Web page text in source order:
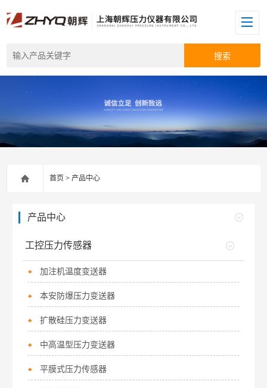
首页 >产品中心
产品中心
工控压力传感器
加注机温度变送器
本安防爆压力变送器
扩散硅压力变送器
中高温型压力变送器
平膜式压力传感器